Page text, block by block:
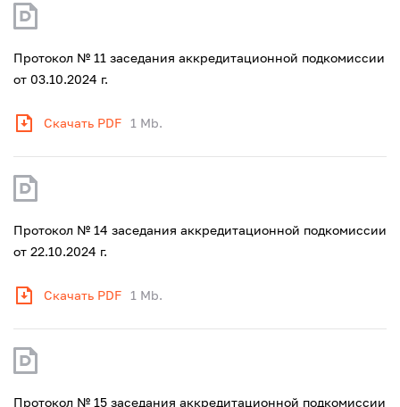
Протокол № 11 заседания аккредитационной подкомиссии
от 03.10.2024 г.
Скачать PDF 1 Mb.
Протокол № 14 заседания аккредитационной подкомиссии
от 22.10.2024 г.
Скачать PDF 1 Mb.
Протокол № 15 заседания аккредитационной подкомиссии